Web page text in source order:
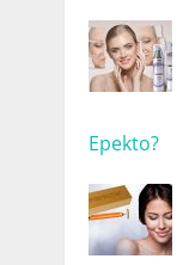
Epekto?